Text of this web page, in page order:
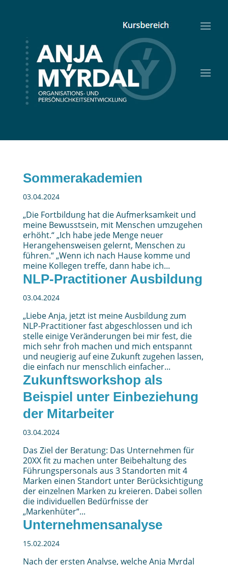
Sommerakademien
03.04.2024
„Die Fortbildung hat die Aufmerksamkeit und
meine Bewusstsein, mit Menschen umzugehen
erhöht.“ „Ich habe jede Menge neuer
Herangehensweisen gelernt, Menschen zu
führen.“ „Wenn ich nach Hause komme und
meine Kollegen treffe, dann habe ich...
NLP-Practitioner Ausbildung
03.04.2024
„Liebe Anja, jetzt ist meine Ausbildung zum
NLP-Practitioner fast abgeschlossen und ich
stelle einige Veränderungen bei mir fest, die
mich sehr froh machen und mich entspannt
und neugierig auf eine Zukunft zugehen lassen,
die einfach nur menschlich einfacher...
Zukunftsworkshop als
Beispiel unter Einbeziehung
der Mitarbeiter
03.04.2024
Das Ziel der Beratung: Das Unternehmen für
20XX fit zu machen unter Beibehaltung des
Führungspersonals aus 3 Standorten mit 4
Marken einen Standort unter Berücksichtigung
der einzelnen Marken zu kreieren. Dabei sollen
die individuellen Bedürfnisse der
„Markenhüter“...
Unternehmensanalyse
15.02.2024
Nach der ersten Analyse, welche Anja Myrdal